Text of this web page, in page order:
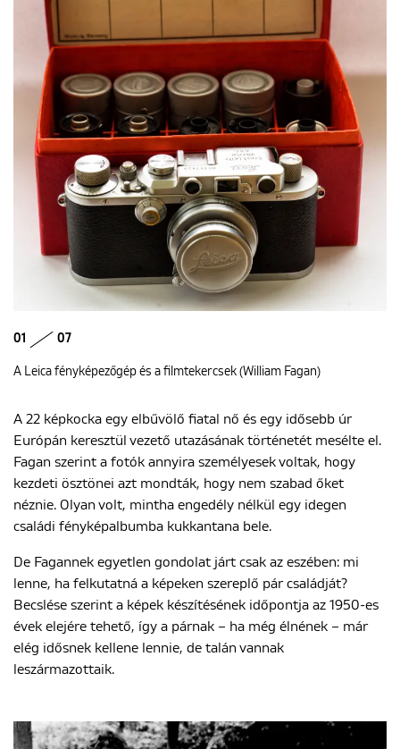
01 07
A Leica fényképezőgép és a filmtekercsek (William Fagan)
A 22 képkocka egy elbűvölő fiatal nő és egy idősebb úr
Európán keresztül vezető utazásának történetét mesélte el.
Fagan szerint a fotók annyira személyesek voltak, hogy
kezdeti ösztönei azt mondták, hogy nem szabad őket
néznie. Olyan volt, mintha engedély nélkül egy idegen
családi fényképalbumba kukkantana bele.
De Fagannek egyetlen gondolat járt csak az eszében: mi
lenne, ha felkutatná a képeken szereplő pár családját?
Becslése szerint a képek készítésének időpontja az 1950-es
évek elejére tehető, így a párnak – ha még élnének – már
elég idősnek kellene lennie, de talán vannak
leszármazottaik.